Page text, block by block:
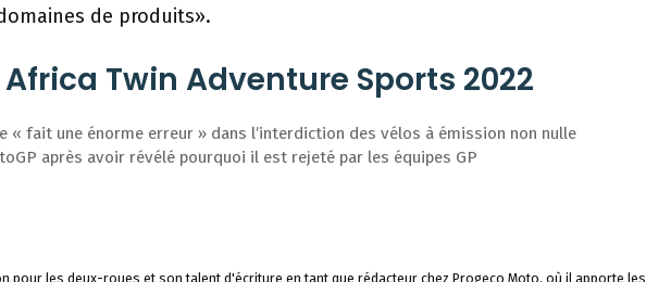
de produits».
Twin Adventure Sports 2022
« fait une énorme erreur » dans l’interdiction des vélos à émission non nulle
après avoir révélé pourquoi il est rejeté par les équipes GP
pour les deux-roues et son talent d'écriture en tant que rédacteur chez Progeco Moto, où il apporte les